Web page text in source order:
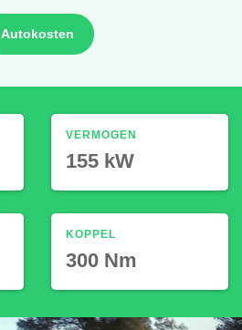
Autokosten
VERMOGEN
155 kW
KOPPEL
300 Nm